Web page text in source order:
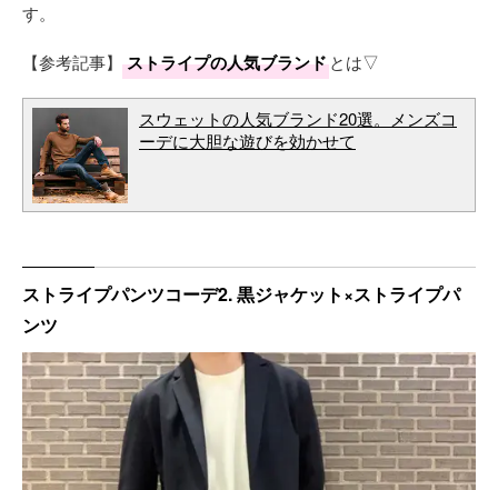
す。
【参考記事】 ストライプの人気ブランドとは▽
スウェットの人気ブランド20選。メンズコ
ーデに大胆な遊びを効かせて
ストライプパンツコーデ2. 黒ジャケット×ストライプパ
ンツ